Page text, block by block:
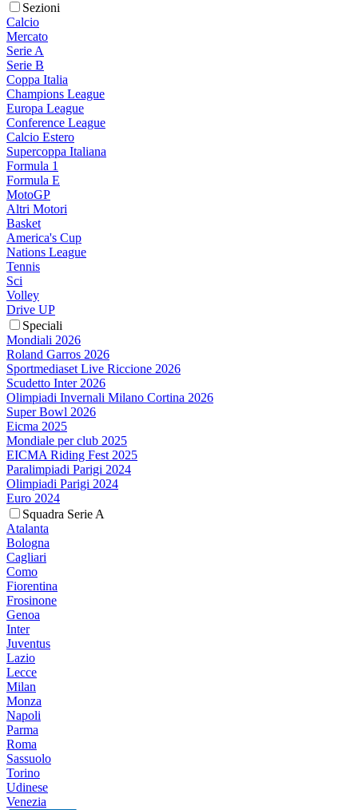
Sezioni
Calcio
Mercato
Serie A
Serie B
Coppa Italia
Champions League
Europa League
Conference League
Calcio Estero
Supercoppa Italiana
Formula 1
Formula E
MotoGP
Altri Motori
Basket
America's Cup
Nations League
Tennis
Sci
Volley
Drive UP
Speciali
Mondiali 2026
Roland Garros 2026
Sportmediaset Live Riccione 2026
Scudetto Inter 2026
Olimpiadi Invernali Milano Cortina 2026
Super Bowl 2026
Eicma 2025
Mondiale per club 2025
EICMA Riding Fest 2025
Paralimpiadi Parigi 2024
Olimpiadi Parigi 2024
Euro 2024
Squadra Serie A
Atalanta
Bologna
Cagliari
Como
Fiorentina
Frosinone
Genoa
Inter
Juventus
Lazio
Lecce
Milan
Monza
Napoli
Parma
Roma
Sassuolo
Torino
Udinese
Venezia